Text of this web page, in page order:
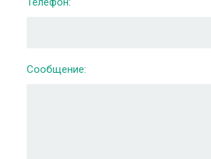
Сообщение: